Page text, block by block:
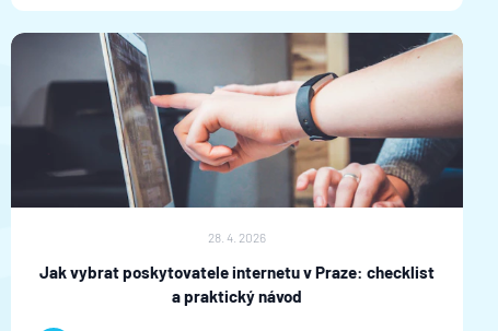
28. 4. 2026
Jak vybrat poskytovatele internetu v Praze: checklist
a praktický návod